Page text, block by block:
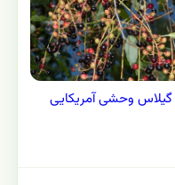
گیلاس وحشی آمریکایی